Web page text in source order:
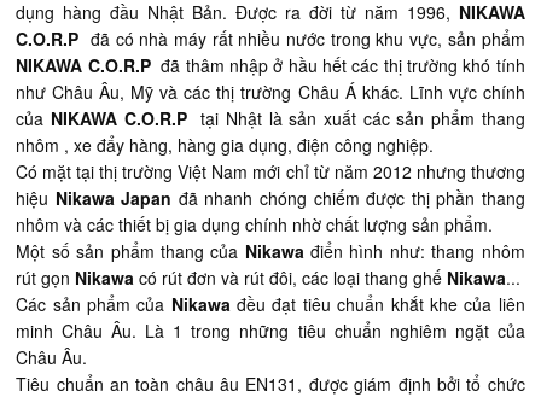
dụng hàng đầu Nhật Bản. Được ra đời từ năm 1996, NIKAWA
C.O.R.P đã có nhà máy rất nhiều nước trong khu vực, sản phẩm
NIKAWA C.O.R.Pđã thâm nhập ở hầu hết các thị trường khó tính
như Châu Âu, Mỹ và các thị trường Châu Á khác. Lĩnh vực chính
của NIKAWA C.O.R.Ptại Nhật là sản xuất các sản phẩm thang
nhôm , xe đẩy hàng, hàng gia dụng, điện công nghiệp.
Có mặt tại thị trường Việt Nam mới chỉ từ năm 2012 nhưng thương
hiệu Nikawa Japan đã nhanh chóng chiếm được thị phần thang
nhôm và các thiết bị gia dụng chính nhờ chất lượng sản phẩm.
Một số sản phẩm thang của Nikawađiển hình như: thang nhôm
rút gọn Nikawa có rút đơn và rút đôi, các loại thang ghế Nikawa...
Các sản phẩm của Nikawađều đạt tiêu chuẩn khắt khe của liên
minh Châu Âu. Là 1 trong những tiêu chuẩn nghiêm ngặt của
Châu Âu.
Tiêu chuẩn an toàn châu âu EN131, được giám định bởi tổ chức